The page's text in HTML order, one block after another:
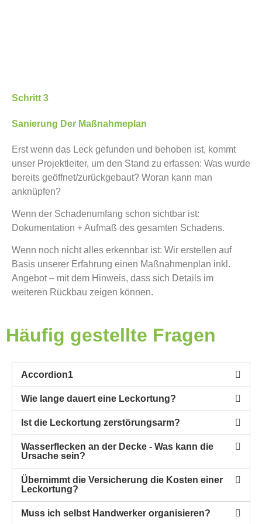
Schritt 3
Sanierung Der Maßnahmeplan
Erst wenn das Leck gefunden und behoben ist, kommt
unser Projektleiter, um den Stand zu erfassen: Was wurde
bereits geöffnet/zurückgebaut? Woran kann man
anknüpfen?
Wenn der Schadenumfang schon sichtbar ist:
Dokumentation + Aufmaß des gesamten Schadens.
Wenn noch nicht alles erkennbar ist: Wir erstellen auf
Basis unserer Erfahrung einen Maßnahmenplan inkl.
Angebot – mit dem Hinweis, dass sich Details im
weiteren Rückbau zeigen können.
Häufig gestellte Fragen
Accordion1
Wie lange dauert eine Leckortung?
Ist die Leckortung zerstörungsarm?
Wasserflecken an der Decke - Was kann die
Ursache sein?
Übernimmt die Versicherung die Kosten einer
Leckortung?
Muss ich selbst Handwerker organisieren?